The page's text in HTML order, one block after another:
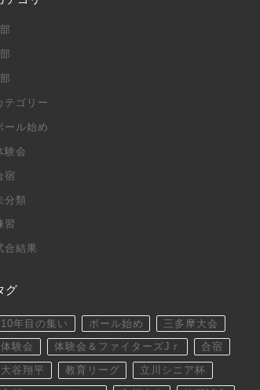
テゴリー
ール始め
験会
宿
分類
習
合結果
グ
10年目の集い ボール始め 三多摩大会
体験会 体験会＆ファイターズJｒ 合宿
大谷翔平 教育リーグ 立川シニア杯